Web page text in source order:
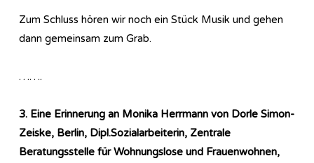
Zum Schluss hören wir noch ein Stück Musik und gehen
dann gemeinsam zum Grab.
…….
3. Eine Erinnerung an Monika Herrmann von Dorle Simon-
Zeiske, Berlin, Dipl.Sozialarbeiterin, Zentrale
Beratungsstelle für Wohnungslose und Frauenwohnen,